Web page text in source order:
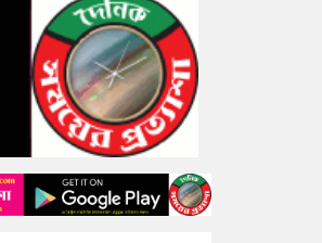
ফরিদপুরে ‘শ্মশান বন্ধু’ কানু সেন